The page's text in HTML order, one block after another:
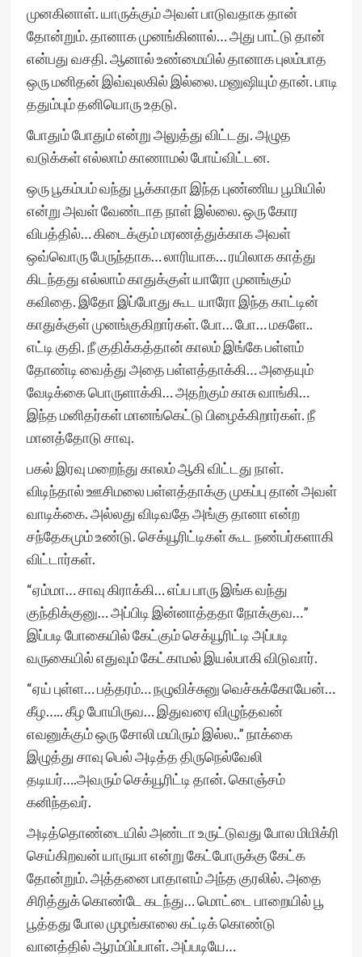
முனகினாள். யாருக்கும் அவள் பாடுவதாக தான்
தோன்றும். தானாக முனங்கினால்… அது பாட்டு தான்
என்பது வசதி. ஆனால் உண்மையில் தானாக புலம்பாத
ஒரு மனிதன் இவ்வுலகில் இல்லை. மனுஷியும் தான். பாடி
ததும்பும் தனியொரு உதடு.
போதும் போதும் என்று அலுத்து விட்டது. அழுத
வடுக்கள் எல்லாம் காணாமல் போய்விட்டன.
ஒரு பூகம்பம் வந்து பூக்காதா இந்த புண்ணிய பூமியில்
என்று அவள் வேண்டாத நாள் இல்லை. ஒரு கோர
விபத்தில்… கிடைக்கும் மரணத்துக்காக அவள்
ஒவ்வொரு பேருந்தாக… லாரியாக… ரயிலாக காத்து
கிடந்தது எல்லாம் காதுக்குள் யாரோ முனங்கும்
கவிதை. இதோ இப்போது கூட யாரோ இந்த காட்டின்
காதுக்குள் முனங்குகிறார்கள். போ… போ… மகளே..
எட்டி குதி. நீ குதிக்கத்தான் காலம் இங்கே பள்ளம்
தோண்டி வைத்து அதை பள்ளத்தாக்கி… அதையும்
வேடிக்கை பொருளாக்கி… அதற்கும் காசு வாங்கி…
இந்த மனிதர்கள் மானங்கெட்டு பிழைக்கிறார்கள். நீ
மானத்தோடு சாவு.
பகல் இரவு மறைந்து காலம் ஆகி விட்டது நாள்.
விடிந்தால் ஊசிமலை பள்ளத்தாக்கு முகப்பு தான் அவள்
வாடிக்கை. அல்லது விடிவதே அங்கு தானா என்ற
சந்தேகமும் உண்டு. செக்யூரிட்டிகள் கூட நண்பர்களாகி
விட்டார்கள்.
“ஏம்மா… சாவு கிராக்கி… எப்ப பாரு இங்க வந்து
குந்திக்குனு… அப்பிடி இன்னாத்ததா நோக்குவ…”
இப்படி போகையில் கேட்கும் செக்யூரிட்டி அப்படி
வருகையில் எதுவும் கேட்காமல் இயல்பாகி விடுவார்.
“ஏய் புள்ள… பத்தரம்… நழுவிச்சுனு வெச்சுக்கோயேன்…
கீழ….. கீழ போயிருவ… இதுவரை விழுந்தவன்
எவனுக்கும் ஒரு சோலி மயிரும் இல்ல..” நாக்கை
இழுத்து சாவு பெல் அடித்த திருநெல்வேலி
தடியர்….அவரும் செக்யூரிட்டி தான். கொஞ்சம்
கனிந்தவர்.
அடித்தொண்டையில் அண்டா உருட்டுவது போல மிமிக்ரி
செய்கிறவன் யாருயா என்று கேட்போருக்கு கேட்க
தோன்றும். அத்தனை பாதாளம் அந்த குரலில். அதை
சிரித்துக் கொண்டே கடந்து… மொட்டை பாறையில் பூ
பூத்தது போல முழங்காலை கட்டிக் கொண்டு
வானத்தில் ஆரம்பிப்பாள். அப்படியே…